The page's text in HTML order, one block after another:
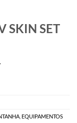
SKIN SET
EQUIPAMENTOS